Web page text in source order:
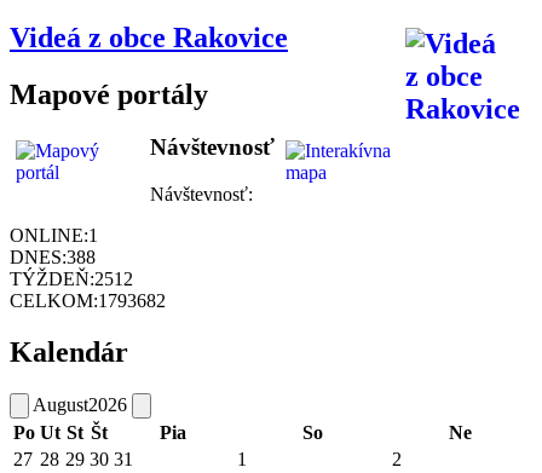
Videá z obce Rakovice
Mapové portály
Návštevnosť
Návštevnosť:
ONLINE:1
DNES:388
TÝŽDEŇ:2512
CELKOM:1793682
Kalendár
August2026
Po Ut St Št Pia So
Ne
27 28 29 30 31 1 2